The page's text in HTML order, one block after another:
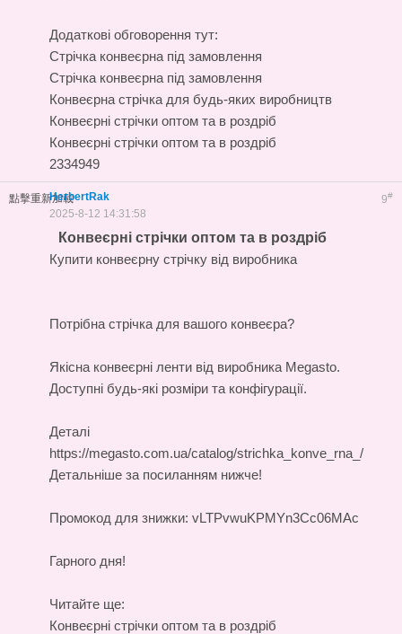
Додаткові обговорення тут:
Стрічка конвеєрна під замовлення
Стрічка конвеєрна під замовлення
Конвеєрна стрічка для будь-яких виробництв
Конвеєрні стрічки оптом та в роздріб
Конвеєрні стрічки оптом та в роздріб
2334949
點擊重新加載 9#
HerbertRak
2025-8-12 14:31:58
Конвеєрні стрічки оптом та в роздріб
Купити конвеєрну стрічку від виробника
Потрібна стрічка для вашого конвеєра?
Якісна конвеєрні ленти від виробника Megasto.
Доступні будь-які розміри та конфігурації.
Деталі
https://megasto.com.ua/catalog/strichka_konve_rna_/
Детальніше за посиланням нижче!
Промокод для знижки: vLTPvwuKPMYn3Cc06MAc
Гарного дня!
Читайте ще:
Конвеєрні стрічки оптом та в роздріб